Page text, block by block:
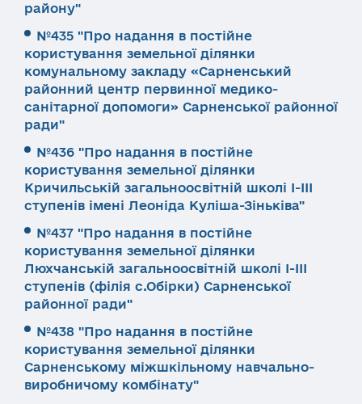
району"
№435 "Про надання в постійне
користування земельної ділянки
комунальному закладу «Сарненський
районний центр первинної медико-
санітарної допомоги» Сарненської районної
ради"
№436 "Про надання в постійне
користування земельної ділянки
Кричильській загальноосвітній школі І-ІІІ
ступенів імені Леоніда Куліша-Зіньківа"
№437 "Про надання в постійне
користування земельної ділянки
Люхчанській загальноосвітній школі І-ІІІ
ступенів (філія с.Обірки) Сарненської
районної ради"
№438 "Про надання в постійне
користування земельної ділянки
Сарненському міжшкільному навчально-
виробничому комбінату"